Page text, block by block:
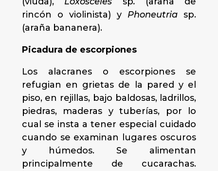
rincón o violinista) y Phoneutria sp.
(araña bananera).
Picadura de escorpiones
Los alacranes o escorpiones se
refugian en grietas de la pared y el
piso, en rejillas, bajo baldosas, ladrillos,
piedras, maderas y tuberías, por lo
cual se insta a tener especial cuidado
cuando se examinan lugares oscuros
y húmedos. Se alimentan
principalmente de cucarachas.